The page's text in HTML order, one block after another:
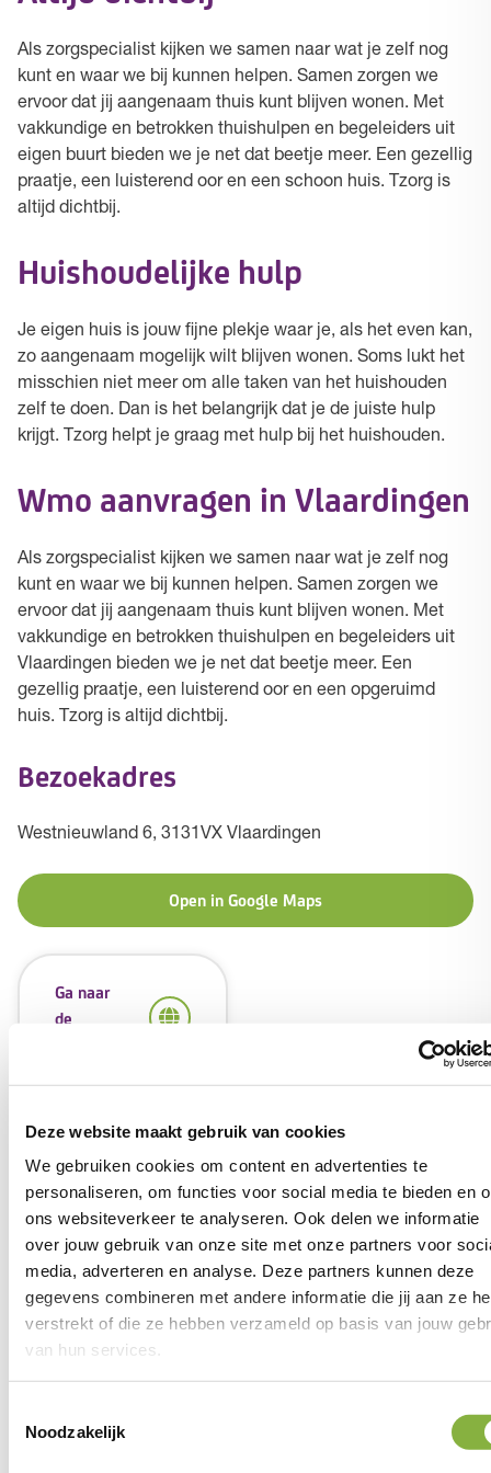
Deze website maakt gebruik van cookies
We gebruiken cookies om content en advertenties te
personaliseren, om functies voor social media te bieden en
ons websiteverkeer te analyseren. Ook delen we informatie
over jouw gebruik van onze site met onze partners voor
media, adverteren en analyse. Deze partners kunnen deze
gegevens combineren met andere informatie die jij aan ze
verstrekt of die ze hebben verzameld op basis van jouw
van hun services.
Noodzakelijk
Als zorgspecialist kijken we samen naar wat je zelf nog
kunt en waar we bij kunnen helpen. Samen zorgen we
ervoor dat jij aangenaam thuis kunt blijven wonen. Met
vakkundige en betrokken thuishulpen en begeleiders uit
eigen buurt bieden we je net dat beetje meer. Een gezellig
praatje, een luisterend oor en een schoon huis. Tzorg is
altijd dichtbij.
Huishoudelijke hulp
Je eigen huis is jouw fijne plekje waar je, als het even kan,
zo aangenaam mogelijk wilt blijven wonen. Soms lukt het
misschien niet meer om alle taken van het huishouden
zelf te doen. Dan is het belangrijk dat je de juiste hulp
krijgt. Tzorg helpt je graag met hulp bij het huishouden.
Wmo aanvragen in Vlaardingen
Als zorgspecialist kijken we samen naar wat je zelf nog
kunt en waar we bij kunnen helpen. Samen zorgen we
ervoor dat jij aangenaam thuis kunt blijven wonen. Met
vakkundige en betrokken thuishulpen en begeleiders uit
Vlaardingen bieden we je net dat beetje meer. Een
gezellig praatje, een luisterend oor en een opgeruimd
huis. Tzorg is altijd dichtbij.
Bezoekadres
Westnieuwland 6, 3131VX Vlaardingen
Open in Google Maps
Ga naar
de
8,5
Vertrouwen in onze
thuishulp
Een betrokken hulp